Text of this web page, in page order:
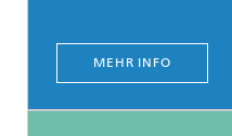
MEHR INFO